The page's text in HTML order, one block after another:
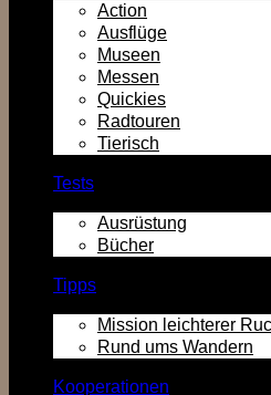
Action
Ausflüge
Museen
Messen
Quickies
Radtouren
Tierisch
Tests
Ausrüstung
Bücher
Tipps
Mission leichterer
Rund ums Wandern
Kooperationen